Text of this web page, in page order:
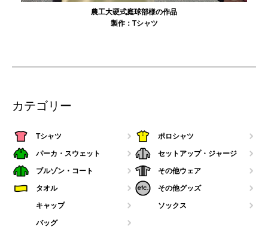
農工大硬式庭球部様の作品
製作： Tシャツ
カテゴリー
Tシャツ ポロシャツ
パーカ・スウェット セットアップ・ジャージ
ブルゾン・コート その他ウェア
タオル その他グッズ
キャップ ソックス
バッグ